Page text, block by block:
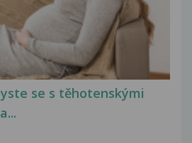
se s těhotenskými